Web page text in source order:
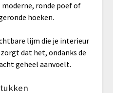
moderne, ronde poef of
hoeken.
lijm die je interieur
dat het, ondanks de
geheel aanvoelt.